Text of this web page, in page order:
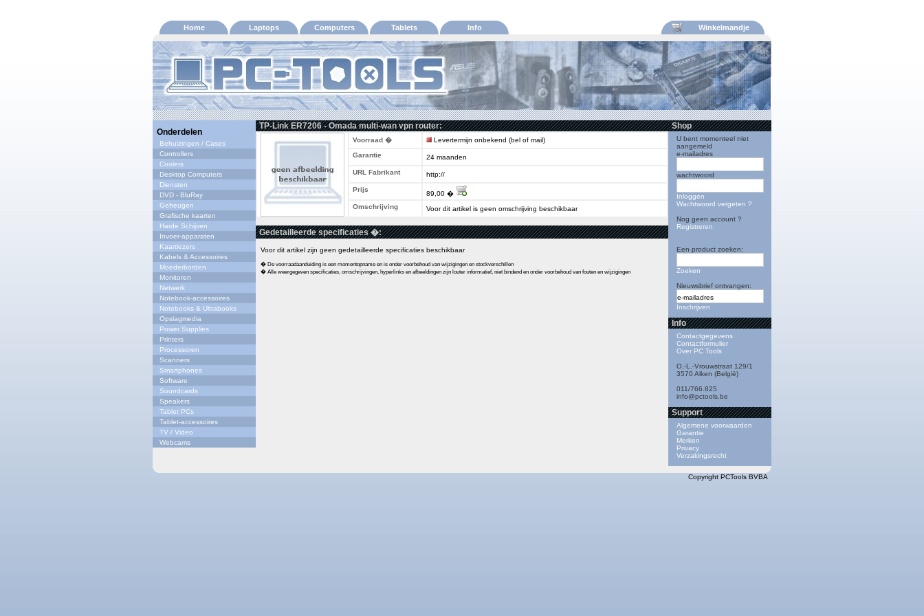
Home Laptops Computers Tablets Info Winkelmandje
Onderdelen
Behuizingen / Cases
Controllers
Coolers
Desktop Computers
Diensten
DVD - BluRay
Geheugen
Grafische kaarten
Harde Schijven
Invoer-apparaten
Kaartlezers
Kabels & Accessoires
Moederborden
Monitoren
Netwerk
Notebook-accessoires
Notebooks & Ultrabooks
Opslagmedia
Power Supplies
Printers
Processoren
Scanners
Smartphones
Software
Soundcards
Speakers
Tablet PCs
Tablet-accessoires
TV / Video
Webcams
TP-Link ER7206 - Omada multi-wan vpn router:
Voorraad �
Levertermijn onbekend (bel of mail)
Garantie
24 maanden
URL Fabrikant
http://
Prijs
89,00 �
Omschrijving
Voor dit artikel is geen omschrijving beschikbaar
Gedetailleerde specificaties �:
Voor dit artikel zijn geen gedetailleerde specificaties beschikbaar
� De voorraadaanduiding is een momentopname en is onder voorbehoud van wijzigingen en stockverschillen
� Alle weergegeven specificaties, omschrijvingen, hyperlinks en afbeeldingen zijn louter informatief, niet bindend en onder voorbehoud van fouten en wijzigingen
Shop
U bent momenteel niet
aangemeld
e-mailadres
wachtwoord
Inloggen
Wachtwoord vergeten ?
Nog geen account ?
Registreren
Een product zoeken:
Zoeken
Nieuwsbrief ontvangen:
Inschrijven
Info
Contactgegevens
Contactformulier
Over PC Tools
O.-L.-Vrouwstraat 129/1
3570 Alken (België)
011/766.825
info@pctools.be
Support
Algemene voorwaarden
Garantie
Merken
Privacy
Verzakingsrecht
Copyright PCTools BVBA